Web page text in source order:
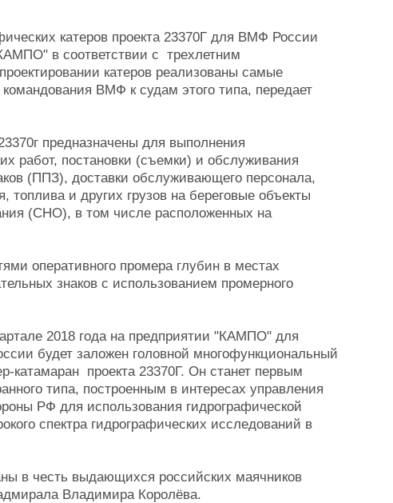
катеров проекта 23370Г для ВМФ России
в соответствии с трехлетним
катеров реализованы самые
ВМФ к судам этого типа, передает
предназначены для выполнения
работ, постановки (съемки) и обслуживания
(ППЗ), доставки обслуживающего персонала,
топлива и других грузов на береговые объекты
(СНО), в том числе расположенных на
оперативного промера глубин в местах
знаков с использованием промерного
2018 года на предприятии "КАМПО" для
будет заложен головной многофункциональный
катамаран проекта 23370Г. Он станет первым
типа, построенным в интересах управления
РФ для использования гидрографической
спектра гидрографических исследований в
в честь выдающихся российских маячников
Владимира Королёва.